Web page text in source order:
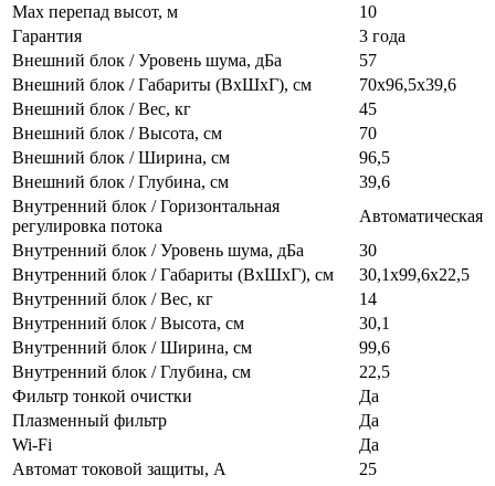
Max перепад высот, м
10
Гарантия
3 года
Внешний блок / Уровень шума, дБа
57
Внешний блок / Габариты (ВхШхГ), см
70х96,5х39,6
Внешний блок / Вес, кг
45
Внешний блок / Высота, см
70
Внешний блок / Ширина, см
96,5
Внешний блок / Глубина, см
39,6
Внутренний блок / Горизонтальная
регулировка потока
Автоматическая
Внутренний блок / Уровень шума, дБа
30
Внутренний блок / Габариты (ВхШхГ), см
30,1х99,6х22,5
Внутренний блок / Вес, кг
14
Внутренний блок / Высота, см
30,1
Внутренний блок / Ширина, см
99,6
Внутренний блок / Глубина, см
22,5
Фильтр тонкой очистки
Да
Плазменный фильтр
Да
Wi-Fi
Да
Автомат токовой защиты, А
25